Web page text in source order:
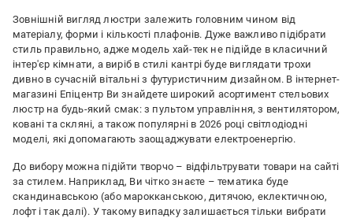
Зовнішній вигляд люстри залежить головним чином від
матеріалу, форми і кількості плафонів. Дуже важливо підібрати
стиль правильно, адже модель хай-тек не підійде в класичний
інтер'єр кімнати, а виріб в стилі кантрі буде виглядати трохи
дивно в сучасній вітальні з футуристичним дизайном. В інтернет-
магазині Епіцентр Ви знайдете широкий асортимент стельових
люстр на будь-який смак: з пультом управління, з вентилятором,
ковані та скляні, а також популярні в 2026 році світлодіодні
моделі, які допомагають заощаджувати електроенергію.
До вибору можна підійти творчо – відфільтрувати товари на сайті
за стилем. Наприклад, Ви чітко знаєте – тематика буде
скандинавською (або марокканською, дитячою, еклектичною,
лофт і так далі). У такому випадку залишається тільки вибрати